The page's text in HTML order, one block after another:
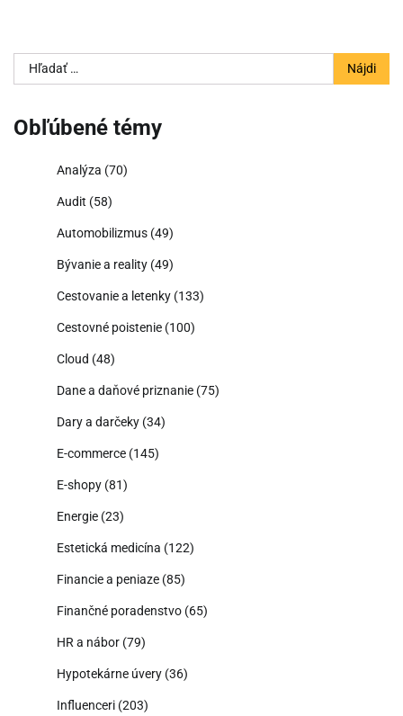
Hľadať:
Obľúbené témy
Analýza (70)
Audit (58)
Automobilizmus (49)
Bývanie a reality (49)
Cestovanie a letenky (133)
Cestovné poistenie (100)
Cloud (48)
Dane a daňové priznanie (75)
Dary a darčeky (34)
E-commerce (145)
E-shopy (81)
Energie (23)
Estetická medicína (122)
Financie a peniaze (85)
Finančné poradenstvo (65)
HR a nábor (79)
Hypotekárne úvery (36)
Influenceri (203)